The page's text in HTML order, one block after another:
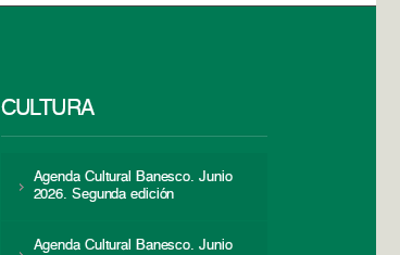
CULTURA
Agenda Cultural Banesco. Junio
2026. Segunda edición
Agenda Cultural Banesco. Junio